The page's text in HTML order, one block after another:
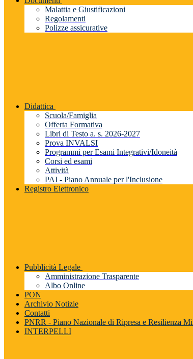
Malattia e Giustificazioni
Regolamenti
Polizze assicurative
Didattica
Scuola/Famiglia
Offerta Formativa
Libri di Testo a. s. 2026-2027
Prova INVALSI
Programmi per Esami Integrativi/Idoneità
Corsi ed esami
Attività
PAI - Piano Annuale per l'Inclusione
Registro Elettronico
Pubblicità Legale
Amministrazione Trasparente
Albo Online
PON
Archivio Notizie
Contatti
PNRR - Piano Nazionale di Ripresa e Resilienza
INTERPELLI